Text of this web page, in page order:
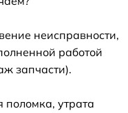
неисправности,
работой
запчасти).
утрата